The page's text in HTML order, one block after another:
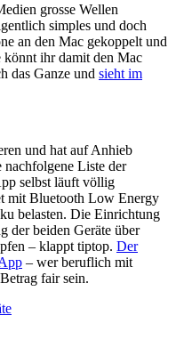
grosse Wellen
simples und doch
an den Mac gekoppelt und
ihr damit den Mac
das Ganze und sieht im
und hat auf Anhieb
Liste der
selbst läuft völlig
mit Bluetooth Low Energy
belasten. Die Einrichtung
der beiden Geräte über
– klappt tiptop. Der
– wer beruflich mit
fair sein.